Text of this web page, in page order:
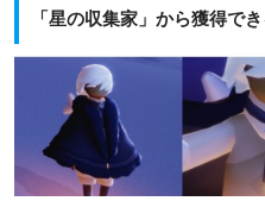
「星の収集家」から獲得で